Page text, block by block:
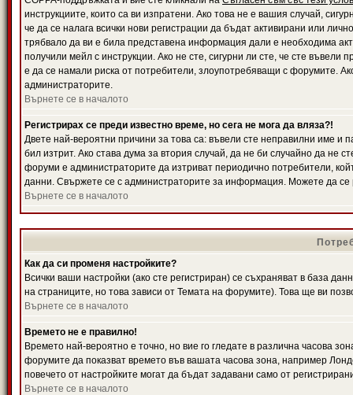
инструкциите, които са ви изпратени. Ако това не е вашия случай,
че да се налага всички нови регистрации да бъдат активирани или
трябвало да ви е била представена информация дали е необходима
получили мейл с инструкции. Ако не сте, сигурни ли сте, че сте
е да се намали риска от потребители, злоупотребяващи с форумите.
администраторите.
Върнете се в началото
Регистрирах се преди известно време, но сега не мога да вляза?!
Двете най-вероятни причини за това са: въвели сте неправилни име и
бил изтрит. Ако става дума за втория случай, да не би случайно да
форуми е администраторите да изтриват периодично потребители,
данни. Свържете се с администраторите за информация. Можете да се
Върнете се в началото
Как да си променя настройките?
Всички ваши настройки (ако сте регистриран) се съхраняват в база
на страниците, но това зависи от Темата на форумите). Това ще ви
Върнете се в началото
Времето не е правилно!
Времето най-вероятно е точно, но вие го гледате в различна часова
форумите да показват времето във вашата часова зона, например
повечето от настройките могат да бъдат задавани само от
Върнете се в началото